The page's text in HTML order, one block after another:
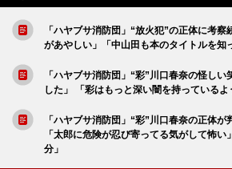
「ハヤブサ消防団」“放火犯”の正体に考
があやしい」「中山田も本のタイトルを知
「ハヤブサ消防団」“彩”川口春奈の怪し
した」 「彩はもっと深い闇を持っているよ
「ハヤブサ消防団」“彩”川口春奈の正体が
「太郎に危険が忍び寄ってる気がして怖
分」